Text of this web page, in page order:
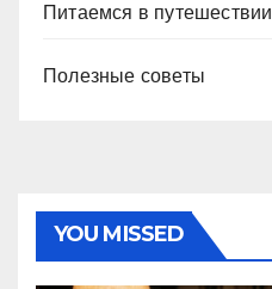
Питаемся в путешествии
Полезные советы
YOU MISSED